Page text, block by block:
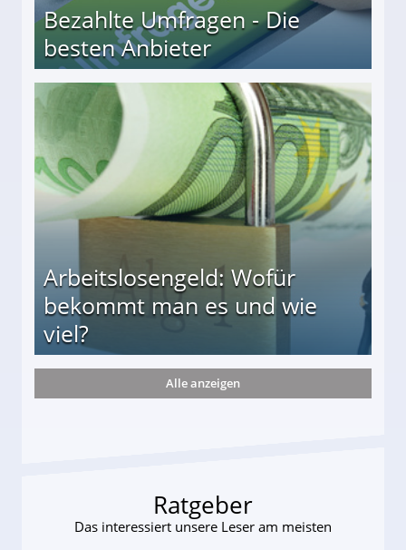
Bezahlte Umfragen - Die
besten Anbieter
Arbeitslosengeld: Wofür
bekommt man es und wie
viel?
und wie viel?
Alle anzeigen
Ratgeber
Das interessiert unsere Leser am meisten